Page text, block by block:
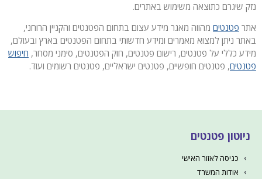
נזק שיגרם כתוצאה משימוש באתרים.
אתר פטנטים מהווה מאגר מידע עצום בתחום הפטנטים והקניין הרוחני,
באתר ניתן למצוא מאמרים ומידע חדשותי בתחום הפטנטים בארץ ובעולם,
מידע כללי על פטנטים, רישום פטנטים, חוק הפטנטים, סימני מסחר, חיפוש
פטנטים, פטנטים חופשיים, פטנטים ישראליים, פטנטים רשומים ועוד.
ניוטון פטנטים
כניסה לאזור האישי
אודות המשרד